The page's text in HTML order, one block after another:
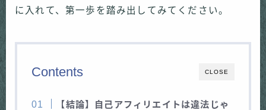
に入れて、第一歩を踏み出してみてください。
CLOSE
Contents
【結論】自己アフィリエイトは違法じゃ